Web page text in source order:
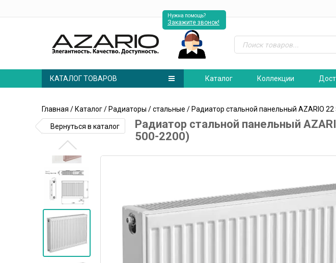
Нужна помощь?
Закажите звонок!
КАТАЛОГ ТОВАРОВ Каталог Коллекции
Главная / Каталог/ Радиаторы /стальные / Радиатор стальной панельный AZARIO
Вернуться в каталог
Радиатор стальной панельный
500-2200)